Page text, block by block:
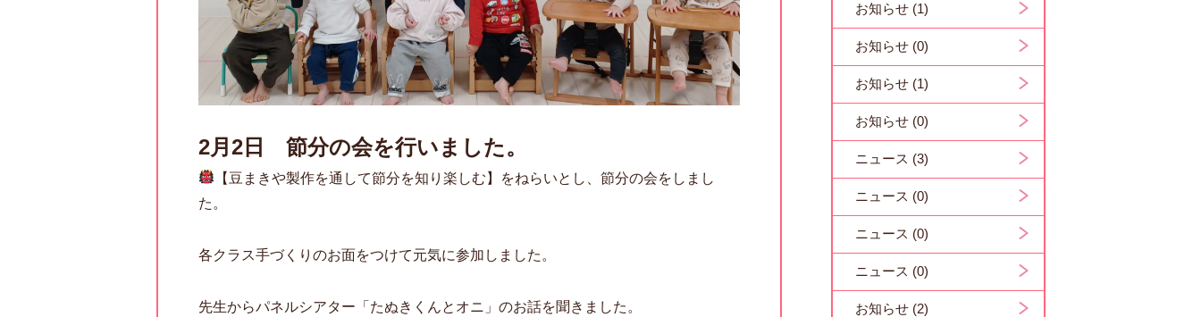
2月2日 節分の会を行いました。
【豆まきや製作を通して節分を知り楽しむ】をねらいとし、節分の会をしまし
た。
各クラス手づくりのお面をつけて元気に参加しました。
先生からパネルシアター「たぬきくんとオニ」のお話を聞きました。
お知らせ (1)
お知らせ (0)
お知らせ (1)
お知らせ (0)
ニュース (3)
ニュース (0)
ニュース (0)
ニュース (0)
お知らせ (2)